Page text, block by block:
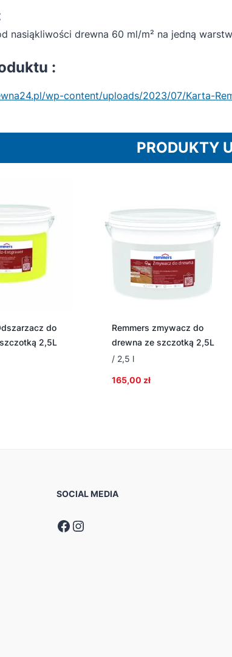
nasiąkliwości drewna 60 ml/m² na jedną
:
wp-content/uploads/2023/07/Karta-
PRODUKTY
do
2,5L
Remmers zmywacz do
drewna ze szczotką 2,5L
/ 2,5 l
165,00 zł
SOCIAL MEDIA
Facebook
Instagram